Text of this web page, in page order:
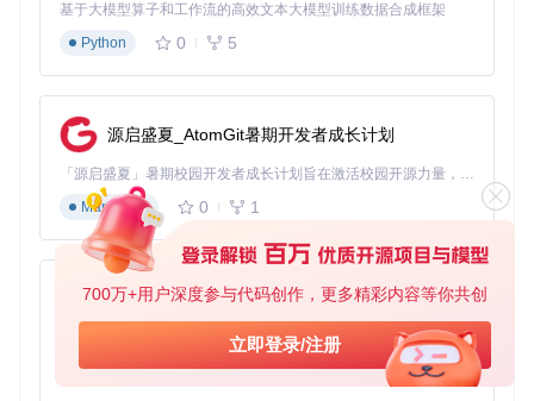
700万+用户深度参与代码创作，更多精彩内容等你共创
立即登录/注册
基于大模型算子和工作流的高效文本大模型训练数据合成框架
Python
0 5
源启盛夏_AtomGit暑期开发者成长计划
「源启盛夏」暑期校园开发者成长计划旨在激活校园开源力量，通过积分激励、认证扶持、资源倾斜等形式，引导高校组织和开发者完成「入驻 — 建项目 — 做贡献 — 获认证 — 得资源」的完整闭环。无论你是想带领社团入驻平台的组织者，还是希望用代码贡献证明自己的开发者，都能在这里找到属于你的成长路径。
Markdown
0 1
py-xiaozhi
基于Python的Xiaozhi AI，适用于想要完整Xiaozhi体验而无需拥有专用硬件的用户。
Python
0 1